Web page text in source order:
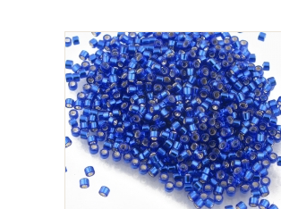
Инструменты и материалы
Эпоксидная смола
Шнуры, ленты, нитки
По темам и сезонам
Бисер TOHO